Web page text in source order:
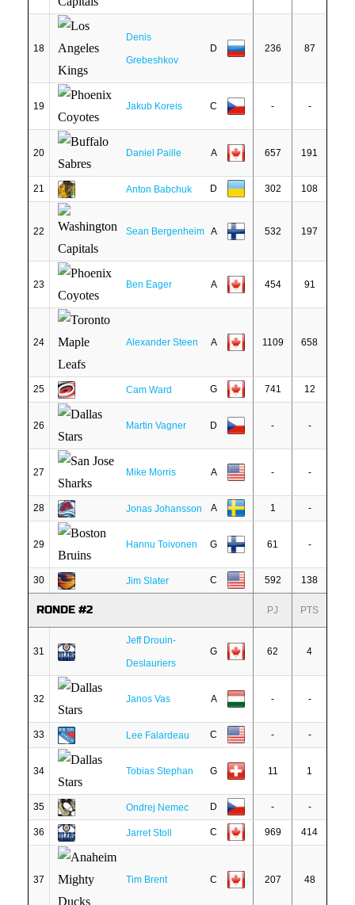
18
Denis
Grebeshkov
D 236 87
19 Jakub Koreis C - -
20 Daniel Paille A 657 191
21 Anton Babchuk D 302 108
22 Sean Bergenheim A 532 197
23 Ben Eager A 454 91
24 Alexander Steen A 1109 658
25 Cam Ward G 741 12
26 Martin Vagner D - -
27 Mike Morris A - -
28 Jonas Johansson A 1 -
29 Hannu Toivonen G 61 -
30 Jim Slater C 592 138
RONDE #2 PJ PTS
31
Jeff Drouin-
Deslauriers
G 62 4
32 Janos Vas A - -
33 Lee Falardeau C - -
34 Tobias Stephan G 11 1
35 Ondrej Nemec D - -
36 Jarret Stoll C 969 414
37 Tim Brent C 207 48